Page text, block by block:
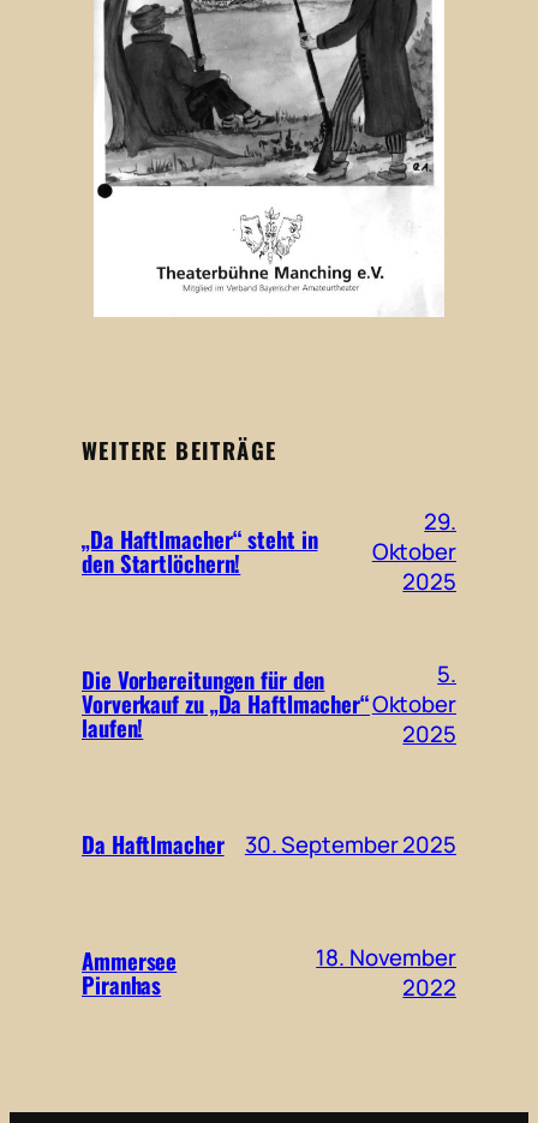
WEITERE BEITRÄGE
„Da Haftlmacher“ steht in
den Startlöchern!
29.
Oktober
2025
Die Vorbereitungen für den
Vorverkauf zu „Da Haftlmacher“
laufen!
5.
Oktober
2025
Da Haftlmacher 30. September 2025
Ammersee
Piranhas
18. November
2022